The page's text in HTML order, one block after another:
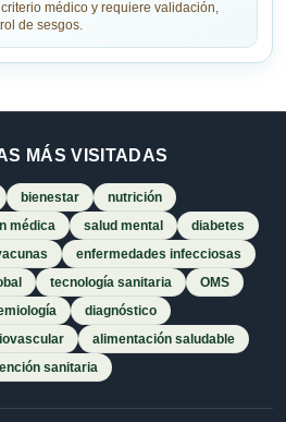
médico y requiere validación,
de sesgos.
MÁS VISITADAS
bienestar
nutrición
médica salud mental
diabetes
enfermedades infecciosas
tecnología sanitaria
OMS
diagnóstico
alimentación saludable
sanitaria